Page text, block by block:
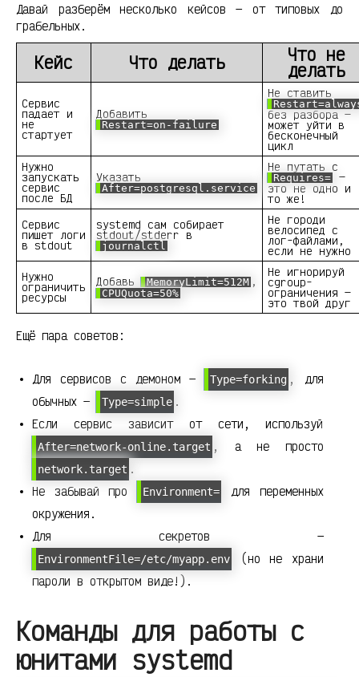
Давай разберём несколько кейсов — от типовых до
грабельных.
Кейс Что делать Что не
делать
Сервис
падает и
не
стартует
Добавить
Restart=on-failure
Не ставить
без разбора —
может уйти в
бесконечный
цикл
Нужно
запускать
сервис
после БД
Указать
After=postgresql.service
Не путать с
Requires=
—
это не одно и
то же!
Сервис
пишет логи
в stdout
systemd сам собирает
stdout/stderr в
journalctl
Не городи
велосипед с
лог-файлами,
если не нужно
Нужно
ограничить
ресурсы
Добавь MemoryLimit=512M ,
CPUQuota=50%
Не игнорируй
cgroup-
ограничения —
это твой друг
Ещё пара советов:
Для сервисов с демоном — Type=forking , для
обычных —
Type=simple .
Если сервис зависит от сети, используй
After=network-online.target , а не просто
network.target .
Не забывай про
Environment=
для переменных
окружения.
Для секретов —
EnvironmentFile=/etc/myapp.env
(но не храни
пароли в открытом виде!).
Команды для работы с
юнитами systemd